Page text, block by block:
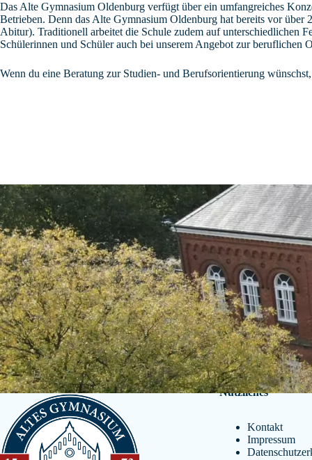
Das Alte Gymnasium Oldenburg verfügt über ein umfangreiches
Betrieben. Denn das Alte Gymnasium Oldenburg hat bereits vor
Abitur). Traditionell arbeitet die Schule zudem auf unterschiedlichen
Schülerinnen und Schüler auch bei unserem Angebot zur beruflichen
Wenn du eine Beratung zur Studien- und Berufsorientierung
Nützliches
Kontakt
Impressum